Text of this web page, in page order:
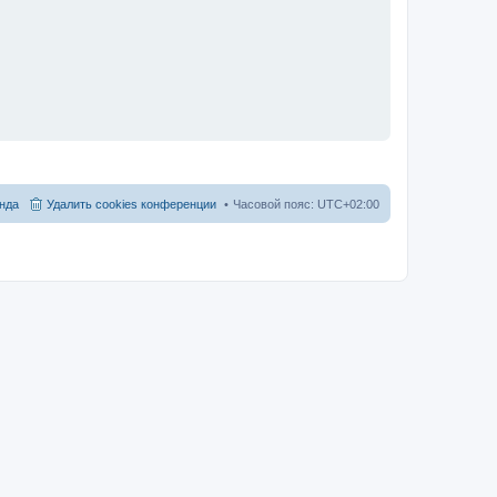
Часовой пояс: UTC+02:00
Удалить cookies конференции